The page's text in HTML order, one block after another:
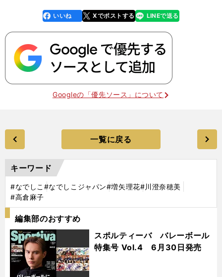
faceboo
k
いいね Xでポストする
line LINEで送る
Googleの「優先ソース」について
一覧に戻る
キーワード
#なでしこ #なでしこジャパン#増矢理花#川澄奈穂美
#高倉麻子
編集部のおすすめ
スポルティーバ バレーボール
特集号 Vol.4 6月30日発売